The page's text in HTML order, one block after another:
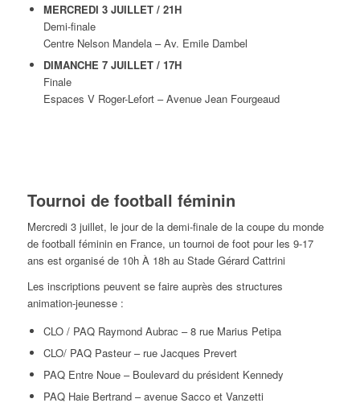
MERCREDI 3 JUILLET / 21H
Demi-finale
Centre Nelson Mandela – Av. Emile Dambel
DIMANCHE 7 JUILLET / 17H
Finale
Espaces V Roger-Lefort – Avenue Jean Fourgeaud
Tournoi de football féminin
Mercredi 3 juillet, le jour de la demi-finale de la coupe du monde
de football féminin en France, un tournoi de foot pour les 9-17
ans est organisé de 10h À 18h au Stade Gérard Cattrini
Les inscriptions peuvent se faire auprès des structures
animation-jeunesse :
CLO / PAQ Raymond Aubrac – 8 rue Marius Petipa
CLO/ PAQ Pasteur – rue Jacques Prevert
PAQ Entre Noue – Boulevard du président Kennedy
PAQ Haie Bertrand – avenue Sacco et Vanzetti